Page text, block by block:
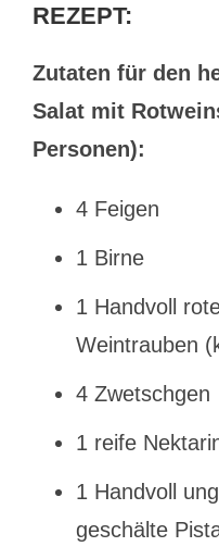
REZEPT:
Zutaten für den
Salat mit
Personen):
4 Feigen
1 Birne
1 Handvoll
Weintrauben
4 Zwetschgen
1 reife
1 Handvoll
geschälte